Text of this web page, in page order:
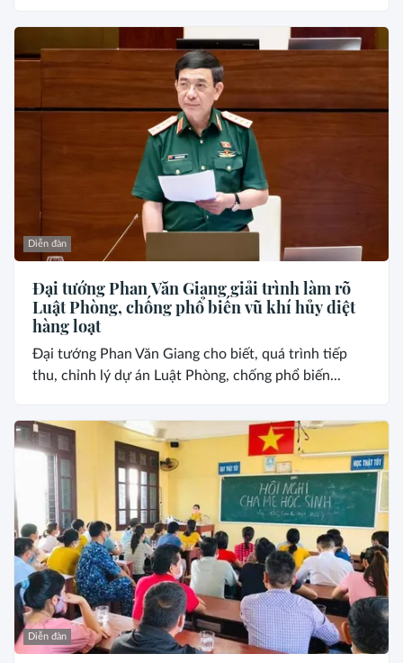
Diễn đàn
Đại tướng Phan Văn Giang giải trình làm rõ
Luật Phòng, chống phổ biến vũ khí hủy diệt
hàng loạt
Đại tướng Phan Văn Giang cho biết, quá trình tiếp
thu, chỉnh lý dự án Luật Phòng, chống phổ biến...
Diễn đàn